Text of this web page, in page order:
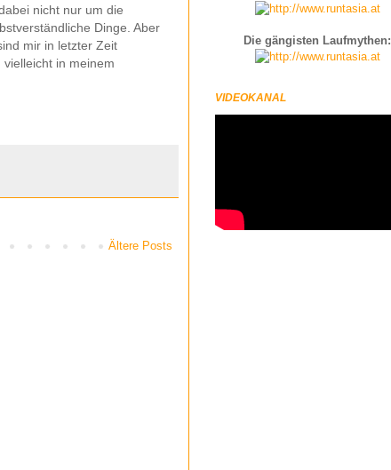
nicht nur um die
Dinge. Aber
mir in letzter Zeit
in meinem
Ältere Posts
Die gängisten Laufmythen:
VIDEOKANAL